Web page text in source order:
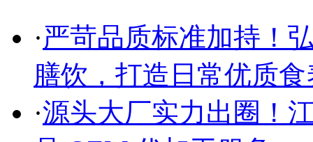
·严苛品质标准加持！
膳饮，打造日常优质
·源头大厂实力出圈！